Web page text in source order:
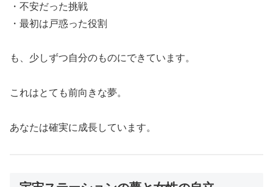
・不安だった挑戦
・最初は戸惑った役割
も、少しずつ自分のものにできています。
これはとても前向きな夢。
あなたは確実に成長しています。